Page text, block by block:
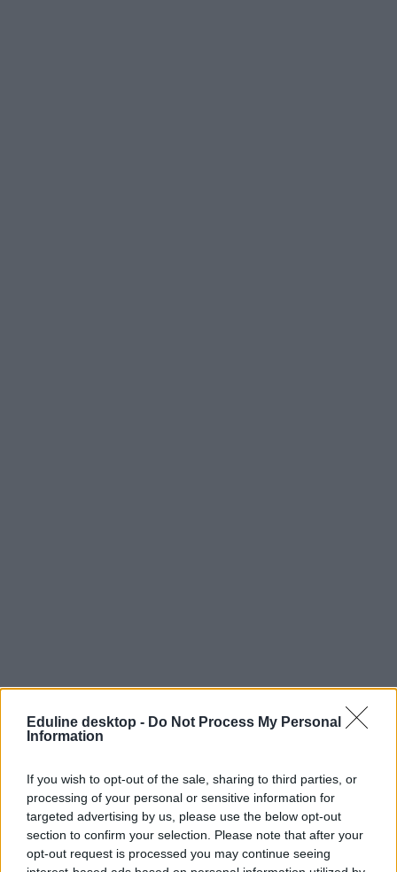
Eduline desktop - Do Not Process My Personal
Information
If you wish to opt-out of the sale, sharing to third parties, or
processing of your personal or sensitive information for
targeted advertising by us, please use the below opt-out
section to confirm your selection. Please note that after your
opt-out request is processed you may continue seeing